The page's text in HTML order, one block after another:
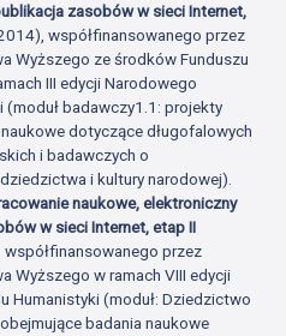
zasobów w sieci Internet,
współfinansowanego przez
Wyższego ze środków Funduszu
III edycji Narodowego
(moduł badawczy1.1: projekty
dotyczące długofalowych
i badawczych o
i kultury narodowej).
naukowe, elektroniczny
w sieci Internet, etap II
przez
Wyższego w ramach VIII edycji
Humanistyki (moduł: Dziedzictwo
badania naukowe